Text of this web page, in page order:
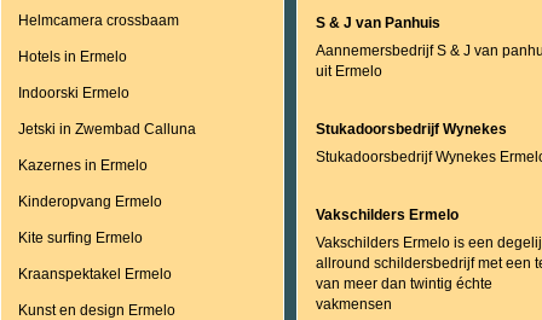
Helmcamera crossbaam
Hotels in Ermelo
Indoorski Ermelo
Jetski in Zwembad Calluna
Kazernes in Ermelo
Kinderopvang Ermelo
Kite surfing Ermelo
Kraanspektakel Ermelo
Kunst en design Ermelo
S & J van Panhuis
Aannemersbedrijf S & J van
uit Ermelo
Stukadoorsbedrijf Wynekes
Stukadoorsbedrijf Wynekes
Vakschilders Ermelo
Vakschilders Ermelo is een
allround schildersbedrijf met een
van meer dan twintig échte
vakmensen